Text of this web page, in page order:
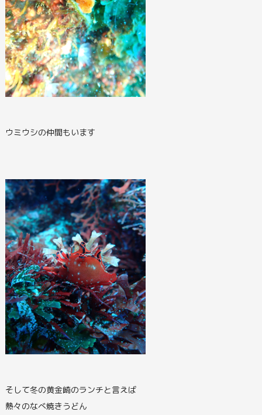
ウミウシの仲間もいます
そして冬の黄金崎のランチと言えば
熱々のなべ焼きうどん